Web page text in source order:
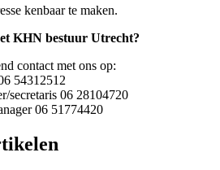
kenbaar te maken.
KHN bestuur Utrecht?
contact met ons op:
54312512
secretaris 06 28104720
06 51774420